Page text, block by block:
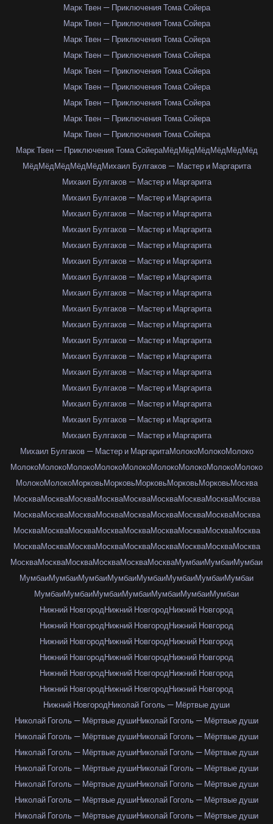
Марк Твен — Приключения Тома Сойера
Марк Твен — Приключения Тома Сойера
Марк Твен — Приключения Тома Сойера
Марк Твен — Приключения Тома Сойера
Марк Твен — Приключения Тома Сойера
Марк Твен — Приключения Тома Сойера
Марк Твен — Приключения Тома Сойера
Марк Твен — Приключения Тома Сойера
Марк Твен — Приключения Тома Сойера
Марк Твен — Приключения Тома СойераМёдМёдМёдМёдМёдМёд
МёдМёдМёдМёдМёдМихаил Булгаков — Мастер и Маргарита
Михаил Булгаков — Мастер и Маргарита
Михаил Булгаков — Мастер и Маргарита
Михаил Булгаков — Мастер и Маргарита
Михаил Булгаков — Мастер и Маргарита
Михаил Булгаков — Мастер и Маргарита
Михаил Булгаков — Мастер и Маргарита
Михаил Булгаков — Мастер и Маргарита
Михаил Булгаков — Мастер и Маргарита
Михаил Булгаков — Мастер и Маргарита
Михаил Булгаков — Мастер и Маргарита
Михаил Булгаков — Мастер и Маргарита
Михаил Булгаков — Мастер и Маргарита
Михаил Булгаков — Мастер и Маргарита
Михаил Булгаков — Мастер и Маргарита
Михаил Булгаков — Мастер и Маргарита
Михаил Булгаков — Мастер и Маргарита
Михаил Булгаков — Мастер и Маргарита
Михаил Булгаков — Мастер и МаргаритаМолокоМолокоМолоко
МолокоМолокоМолокоМолокоМолокоМолокоМолокоМолокоМолоко
МолокоМолокоМорковьМорковьМорковьМорковьМорковьМосква
МоскваМоскваМоскваМоскваМоскваМоскваМоскваМоскваМосква
МоскваМоскваМоскваМоскваМоскваМоскваМоскваМоскваМосква
МоскваМоскваМоскваМоскваМоскваМоскваМоскваМоскваМосква
МоскваМоскваМоскваМоскваМоскваМоскваМоскваМоскваМосква
МоскваМоскваМоскваМоскваМоскваМоскваМумбаиМумбаиМумбаи
МумбаиМумбаиМумбаиМумбаиМумбаиМумбаиМумбаиМумбаи
МумбаиМумбаиМумбаиМумбаиМумбаиМумбаиМумбаи
Нижний НовгородНижний НовгородНижний Новгород
Нижний НовгородНижний НовгородНижний Новгород
Нижний НовгородНижний НовгородНижний Новгород
Нижний НовгородНижний НовгородНижний Новгород
Нижний НовгородНижний НовгородНижний Новгород
Нижний НовгородНижний НовгородНижний Новгород
Нижний НовгородНиколай Гоголь — Мёртвые души
Николай Гоголь — Мёртвые душиНиколай Гоголь — Мёртвые души
Николай Гоголь — Мёртвые душиНиколай Гоголь — Мёртвые души
Николай Гоголь — Мёртвые душиНиколай Гоголь — Мёртвые души
Николай Гоголь — Мёртвые душиНиколай Гоголь — Мёртвые души
Николай Гоголь — Мёртвые душиНиколай Гоголь — Мёртвые души
Николай Гоголь — Мёртвые душиНиколай Гоголь — Мёртвые души
Николай Гоголь — Мёртвые душиНиколай Гоголь — Мёртвые души